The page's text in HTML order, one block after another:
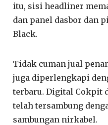
itu, sisi headliner
dan panel dasbor dan
Black.
Tidak cuman jual
juga diperlengkapi
terbaru. Digital Cokpit
telah tersambung
sambungan nirkabel.